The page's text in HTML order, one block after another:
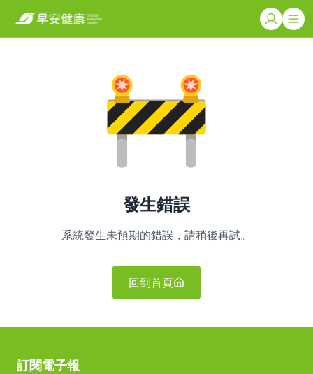
發生錯誤
系統發生未預期的錯誤，請稍後再試。
回到首頁
訂閱電子報